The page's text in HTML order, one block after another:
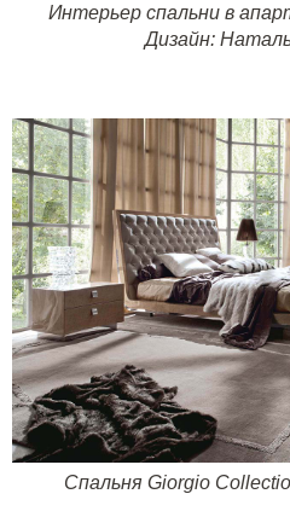
Интерьер спальни в
Дизайн:
Спальня Giorgio